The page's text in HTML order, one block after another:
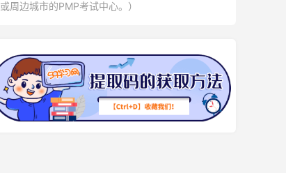
或周边城市的PMP考试中心。）